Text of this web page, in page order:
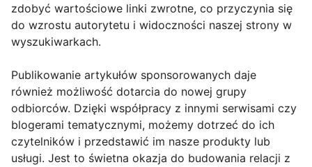
zdobyć wartościowe linki zwrotne, co przyczynia się
do wzrostu autorytetu i widoczności naszej strony w
wyszukiwarkach.
Publikowanie artykułów sponsorowanych daje
również możliwość dotarcia do nowej grupy
odbiorców. Dzięki współpracy z innymi serwisami czy
blogerami tematycznymi, możemy dotrzeć do ich
czytelników i przedstawić im nasze produkty lub
usługi. Jest to świetna okazja do budowania relacji z